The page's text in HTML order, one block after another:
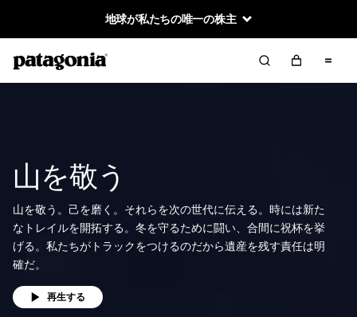
地球が私たちの唯一の株主
山を敬う
山を敬う。己を磨く。それらを次の世代に伝える。時には新た
なトレイルを開拓する。冬を守るために闘い、合間に祝杯を挙
げる。私たちがトラックをつけるのだから遺産を残す責任は明
確だ。
再生する